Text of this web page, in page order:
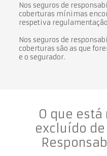
Nos seguros de
coberturas mínimas
respetiva
Nos seguros de
coberturas são as que
e o segurador.
O que
excluído